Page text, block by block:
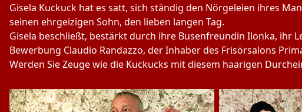
Gisela Kuckuck hat es satt, sich ständig den Nörgeleien ihres
seinen ehrgeizigen Sohn, den lieben langen Tag.
Gisela beschließt, bestärkt durch ihre Busenfreundin Ilonka, ihr
Bewerbung Claudio Randazzo, der Inhaber des Frisörsalons
Werden Sie Zeuge wie die Kuckucks mit diesem haarigen